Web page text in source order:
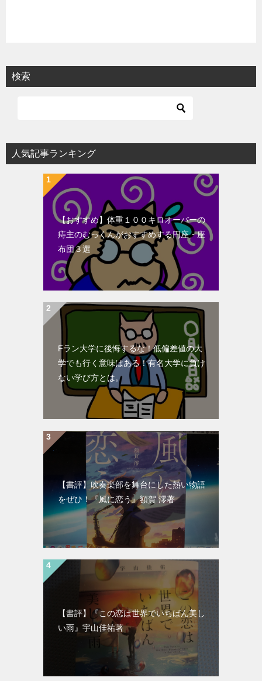
検索
人気記事ランキング
【おすすめ】体重１００キロオーバーの
痔主のむっくんがおすすめする円座・座
布団３選
Fラン大学に後悔するな！低偏差値の大
学でも行く意味はある！有名大学に負け
ない学び方とは。
【書評】吹奏楽部を舞台にした熱い物語
をぜひ！『風に恋う』額賀 澪著
【書評】『この恋は世界でいちばん美し
い雨』宇山佳祐著